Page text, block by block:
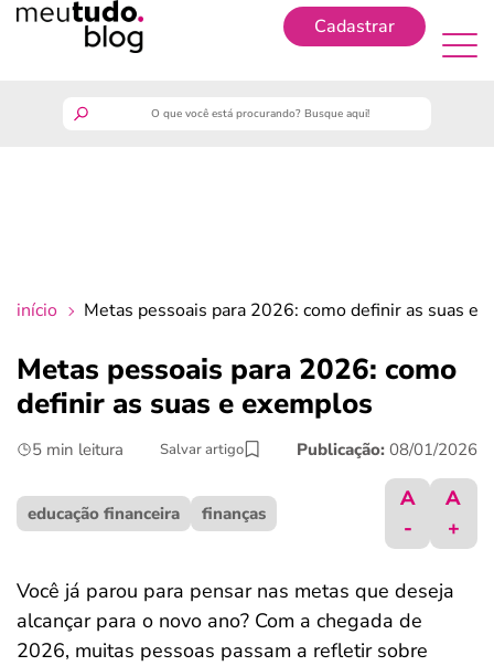
Cadastrar
crédito fácil
últimas notícias
ferramentas
início Metas pessoais para 2026: como definir as suas e
Metas pessoais para 2026: como
definir as suas e exemplos
5 min leitura Salvar artigo Publicação: 08/01/2026
educação financeira finanças
A
-
A
+
Você já parou para pensar nas metas que deseja
alcançar para o novo ano? Com a chegada de
2026, muitas pessoas passam a refletir sobre